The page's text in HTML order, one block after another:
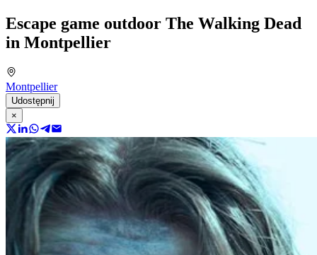
Escape game outdoor The Walking Dead
in Montpellier
Montpellier
Udostępnij
×